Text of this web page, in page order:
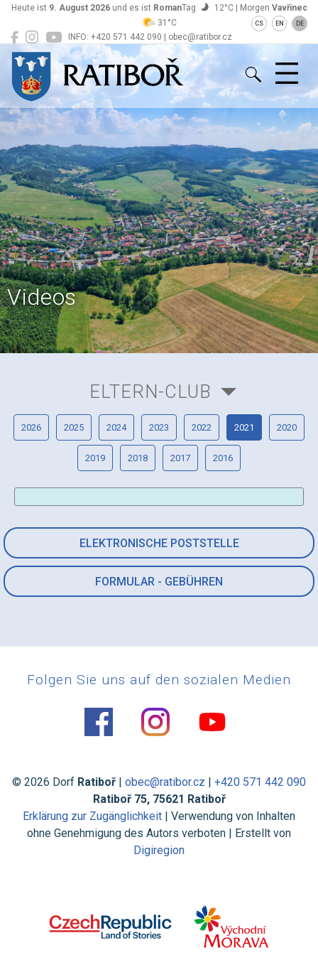
INFO: +420 571 442 090 | obec@ratibor.cz
Heute ist 9. August 2026und es ist RomanTag 12°C | Morgen Vavřinec
31°C
CS EN DE
Ratiboř
Videos
ELEKTRONISCHE POSTSTELLE
FORMULAR - GEBÜHREN
ELTERN-CLUB
2026 2025 2024 2023 2022 2021 2020
2019 2018 2017 2016
Folgen Sie uns auf den sozialen Medien
© 2026 Dorf Ratiboř | obec@ratibor.cz | +420 571 442 090
Ratiboř 75, 75621 Ratiboř
Erklärung zur Zugänglichkeit | Verwendung von Inhalten
ohne Genehmigung des Autors verboten | Erstellt von
Digiregion